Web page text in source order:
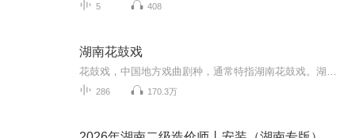
5 408
湖南花鼓戏
286 170.3万